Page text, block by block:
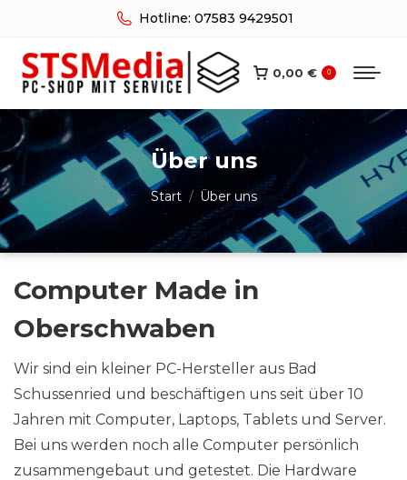
Hotline: 07583 9429501
0,00 € 0
Über uns
Sie befinden sich hier:
Start Über uns
Computer Made in
Oberschwaben
Wir sind ein kleiner PC-Hersteller aus Bad
Schussenried und beschäftigen uns seit über 10
Jahren mit Computer, Laptops, Tablets und Server.
Bei uns werden noch alle Computer persönlich
zusammengebaut und getestet. Die Hardware